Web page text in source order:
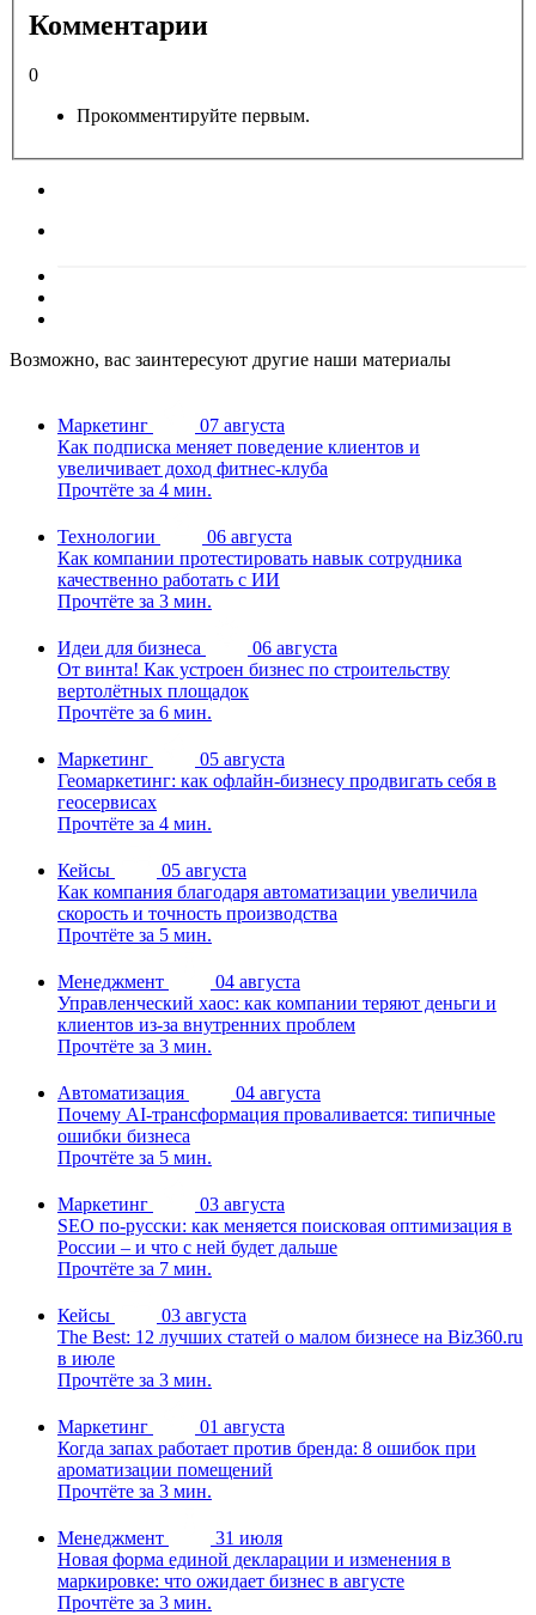
Комментарии
0
Прокомментируйте первым.
Возможно, вас заинтересуют другие наши материалы
Маркетинг
07 августа
Как подписка меняет поведение клиентов и
увеличивает доход фитнес-клуба
Прочтёте за 4 мин.
Технологии
06 августа
Как компании протестировать навык сотрудника
качественно работать с ИИ
Прочтёте за 3 мин.
Идеи для бизнеса
06 августа
От винта! Как устроен бизнес по строительству
вертолётных площадок
Прочтёте за 6 мин.
Маркетинг
05 августа
Геомаркетинг: как офлайн-бизнесу продвигать себя в
геосервисах
Прочтёте за 4 мин.
Кейсы
05 августа
Как компания благодаря автоматизации увеличила
скорость и точность производства
Прочтёте за 5 мин.
Менеджмент
04 августа
Управленческий хаос: как компании теряют деньги и
клиентов из-за внутренних проблем
Прочтёте за 3 мин.
Автоматизация
04 августа
Почему AI-трансформация проваливается: типичные
ошибки бизнеса
Прочтёте за 5 мин.
Маркетинг
03 августа
SEO по-русски: как меняется поисковая оптимизация в
России – и что с ней будет дальше
Прочтёте за 7 мин.
Кейсы
03 августа
The Best: 12 лучших статей о малом бизнесе на Biz360.ru
в июле
Прочтёте за 3 мин.
Маркетинг
01 августа
Когда запах работает против бренда: 8 ошибок при
ароматизации помещений
Прочтёте за 3 мин.
Менеджмент
31 июля
Новая форма единой декларации и изменения в
маркировке: что ожидает бизнес в августе
Прочтёте за 3 мин.